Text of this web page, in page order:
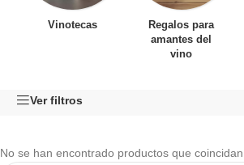
Vinotecas
Regalos para
amantes del
vino
Ver filtros
No se han encontrado productos que